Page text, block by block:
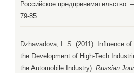
Российское
79-85.
Dzhavadova, I. S. (2011). Influence
the Development of High-Tech
the Automobile Industry). Russian